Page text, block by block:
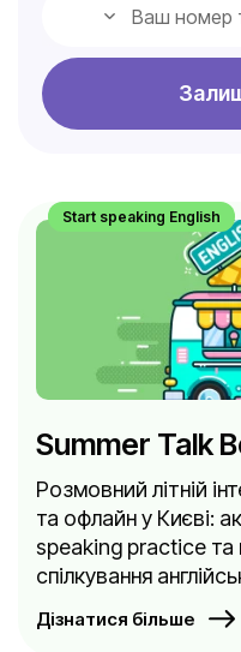
Start speaking English
Summer Talk
Розмовний літній
та офлайн у Києві:
speaking practice
спілкування
Дізнатися більше